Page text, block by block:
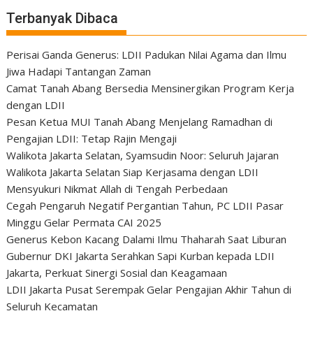
Terbanyak Dibaca
Perisai Ganda Generus: LDII Padukan Nilai Agama dan Ilmu
Jiwa Hadapi Tantangan Zaman
Camat Tanah Abang Bersedia Mensinergikan Program Kerja
dengan LDII
Pesan Ketua MUI Tanah Abang Menjelang Ramadhan di
Pengajian LDII: Tetap Rajin Mengaji
Walikota Jakarta Selatan, Syamsudin Noor: Seluruh Jajaran
Walikota Jakarta Selatan Siap Kerjasama dengan LDII
Mensyukuri Nikmat Allah di Tengah Perbedaan
Cegah Pengaruh Negatif Pergantian Tahun, PC LDII Pasar
Minggu Gelar Permata CAI 2025
Generus Kebon Kacang Dalami Ilmu Thaharah Saat Liburan
Gubernur DKI Jakarta Serahkan Sapi Kurban kepada LDII
Jakarta, Perkuat Sinergi Sosial dan Keagamaan
LDII Jakarta Pusat Serempak Gelar Pengajian Akhir Tahun di
Seluruh Kecamatan